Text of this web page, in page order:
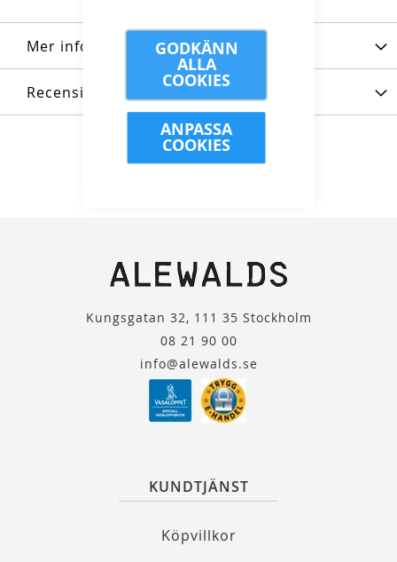
GODKÄNN
ALLA
COOKIES
ANPASSA
COOKIES
Mer information
Recensioner
Kungsgatan 32, 111 35 Stockholm
08 21 90 00
info@alewalds.se
KUNDTJÄNST
Köpvillkor